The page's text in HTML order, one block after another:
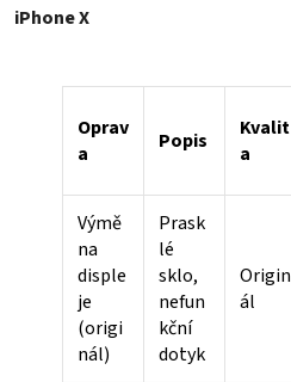
iPhone X
Oprav
a
Popis
Kvalit
a
Výmě
na
disple
je
(origi
nál)
Prask
lé
sklo,
nefun
kční
dotyk
Origin
ál